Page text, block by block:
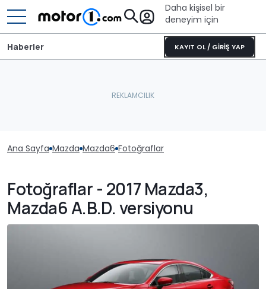
Daha kişisel bir
deneyim için
KAYIT OL / GİRİŞ YAP
Haberler
Ana Sayfa Mazda Mazda6 Fotoğraflar
Fotoğraflar - 2017 Mazda3,
Mazda6 A.B.D. versiyonu